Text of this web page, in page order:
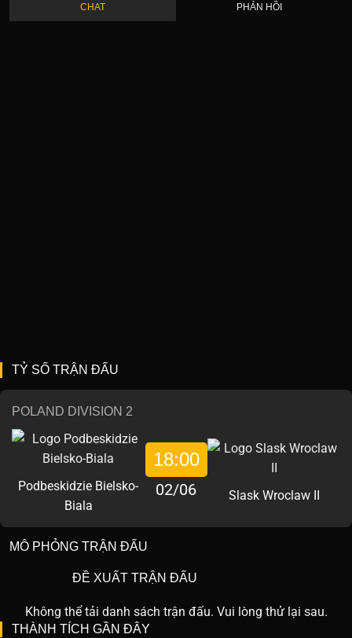
CHAT PHẢN HỒI
TỶ SỐ TRẬN ĐẤU
POLAND DIVISION 2
Podbeskidzie Bielsko-
Biala
18:00
02/06 Slask Wroclaw II
MÔ PHỎNG TRẬN ĐẤU
ĐỀ XUẤT TRẬN ĐẤU
Không thể tải danh sách trận đấu. Vui lòng thử lại sau.
THÀNH TÍCH GẦN ĐÂY